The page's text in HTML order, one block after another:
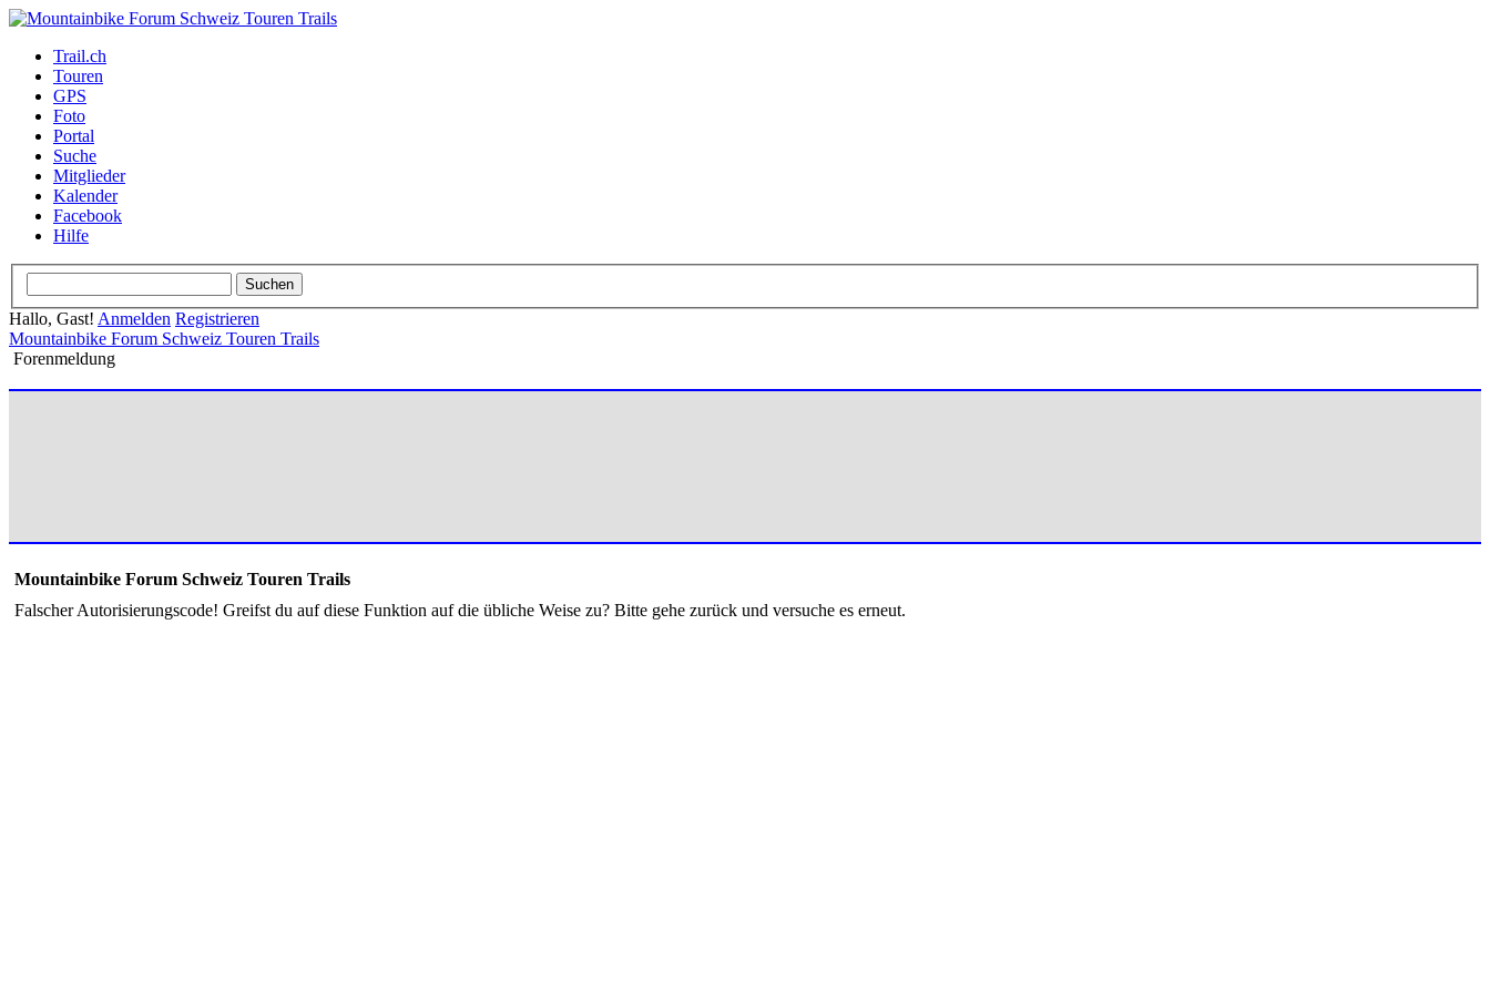
Trail.ch
Touren
GPS
Foto
Portal
Suche
Mitglieder
Kalender
Facebook
Hilfe
Hallo, Gast! Anmelden Registrieren
Mountainbike Forum Schweiz Touren Trails
Forenmeldung
Mountainbike Forum Schweiz Touren Trails
Falscher Autorisierungscode! Greifst du auf diese Funktion auf die übliche Weise zu? Bitte gehe zurück und versuche es erneut.